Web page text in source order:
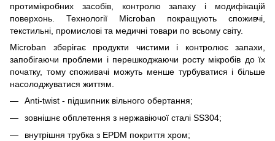
протимікробних засобів, контролю запаху і модифікацій
поверхонь. Технології Microban покращують споживчі,
текстильні, промислові та медичні товари по всьому світу.
Microban зберігає продукти чистими і контролює запахи,
запобігаючи проблеми і перешкоджаючи росту мікробів до їх
початку, тому споживачі можуть менше турбуватися і більше
насолоджуватися життям.
Anti-twist - підшипник вільного обертання;
зовнішнє обплетення з нержавіючої сталі SS304;
внутрішня трубка з EPDM покриття хром;